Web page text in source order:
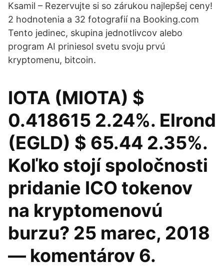
Ksamil – Rezervujte si so zárukou najlepšej ceny!
2 hodnotenia a 32 fotografií na Booking.com
Tento jedinec, skupina jednotlivcov alebo
program AI priniesol svetu svoju prvú
kryptomenu, bitcoin.
IOTA (MIOTA) $
0.418615 2.24%. Elrond
(EGLD) $ 65.44 2.35%.
Koľko stojí spoločnosti
pridanie ICO tokenov
na kryptomenovú
burzu? 25 marec, 2018
— komentárov 6.